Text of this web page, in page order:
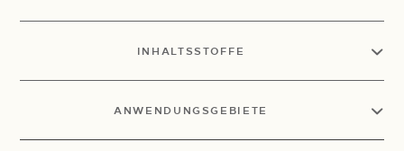
INHALTSSTOFFE
ANWENDUNGSGEBIETE